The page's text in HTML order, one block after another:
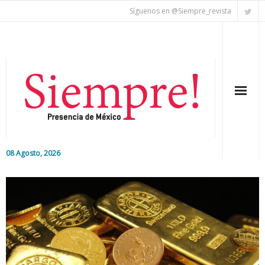
Síguenos en @Siempre_revista
08 Agosto, 2026
Editorial
Nacional
Colaboradores